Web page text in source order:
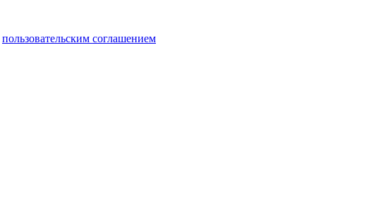
пользовательским соглашением